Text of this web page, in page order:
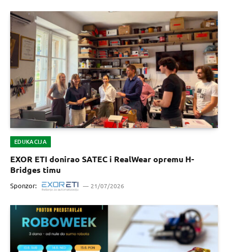
7.8
EDUKACIJA
EXOR ETI donirao SATEC i RealWear opremu H-
Bridges timu
Sponzor: 21/07/2026